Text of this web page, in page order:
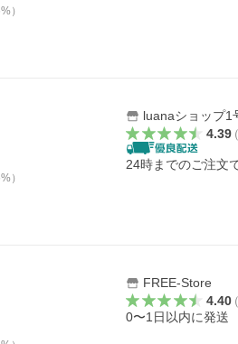
%）
%）
luanaショップ1
4.39（
24時までのご注文
FREE-Store
4.40
0〜1日以内に発送